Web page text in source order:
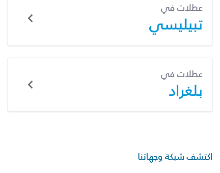
عطلات في
تبيليسي
عطلات في
بلغراد
اكتشف شبكة وجهاتنا